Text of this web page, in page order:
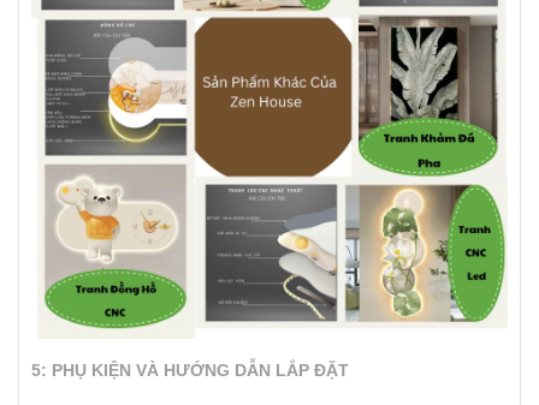
5: PHỤ KIỆN VÀ HƯỚNG DẪN LẮP ĐẶT